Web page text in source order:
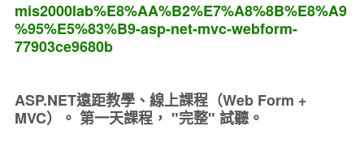
mis2000lab%E8%AA%B2%E7%A8%8B%E8%A9
%95%E5%83%B9-asp-net-mvc-webform-
77903ce9680b
ASP.NET遠距教學、線上課程（Web Form +
MVC）。 第一天課程， "完整" 試聽。